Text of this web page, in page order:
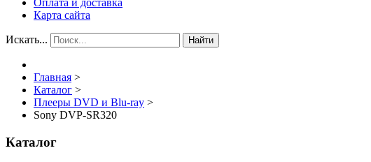
Оплата и доставка
Карта сайта
Искать... Найти
Главная >
Каталог >
Плееры DVD и Blu-ray >
Sony DVP-SR320
Каталог